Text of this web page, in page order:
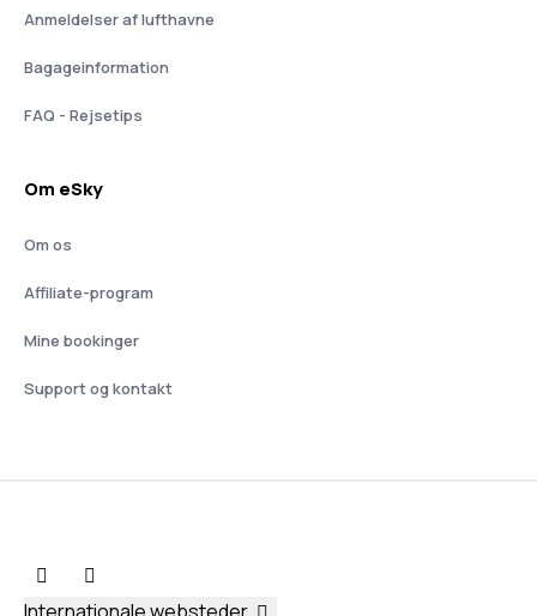
Anmeldelser af lufthavne
Bagageinformation
FAQ - Rejsetips
Om eSky
Om os
Affiliate-program
Mine bookinger
Support og kontakt